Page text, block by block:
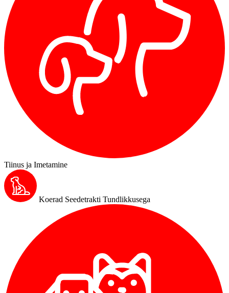
Tiinus ja Imetamine
Koerad Seedetrakti Tundlikkusega